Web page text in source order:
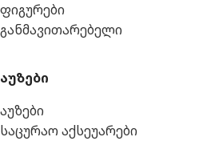
ფიგურები
განმავითარებელი
აუზები
აუზები
საცურაო აქსეუარები